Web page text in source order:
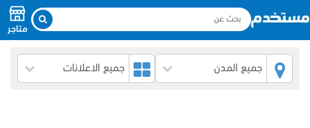
متاجر
جميع المدن جميع الاعلانات